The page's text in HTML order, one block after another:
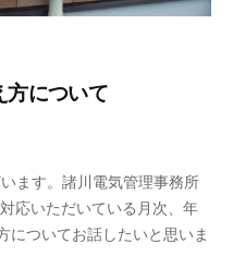
方について
ます。諸川電気管理事務所
応いただいている月次、年
についてお話したいと思いま